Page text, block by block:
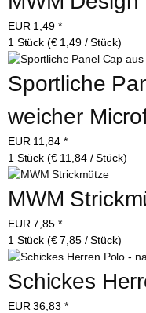
EUR 1,49 *
1 Stück (€ 1,49 / Stück)
Sportliche
weicher
EUR 11,84 *
1 Stück (€ 11,84 / Stück)
MWM
EUR 7,85 *
1 Stück (€ 7,85 / Stück)
Schickes
EUR 36,83 *